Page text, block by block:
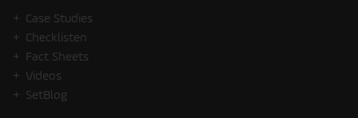
Case Studies
Checklisten
Fact Sheets
Videos
SetBlog